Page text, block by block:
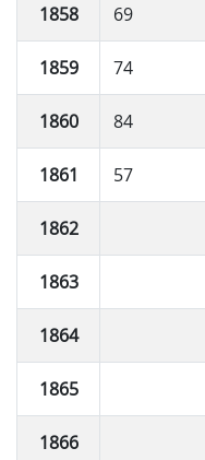
1858 69
1859 74
1860 84
1861 57
1862
1863
1864
1865
1866